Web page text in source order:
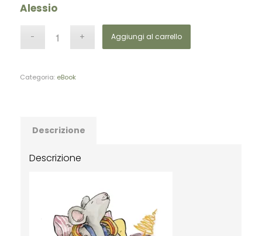
Alessio
Aggiungi al carrello
Categoria: eBook
Descrizione
Descrizione